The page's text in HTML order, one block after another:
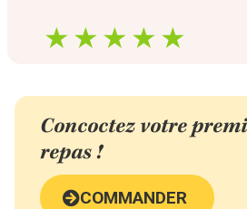
Concoctez votre
repas !
COMMANDER